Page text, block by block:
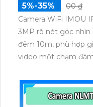
5%-35%
00 ₫
Camera WiFi IMOU
3MP rõ nét góc nhìn
đêm 10m, phù hợp
video một chạm
microSD tối đa
cho gia đình và văn